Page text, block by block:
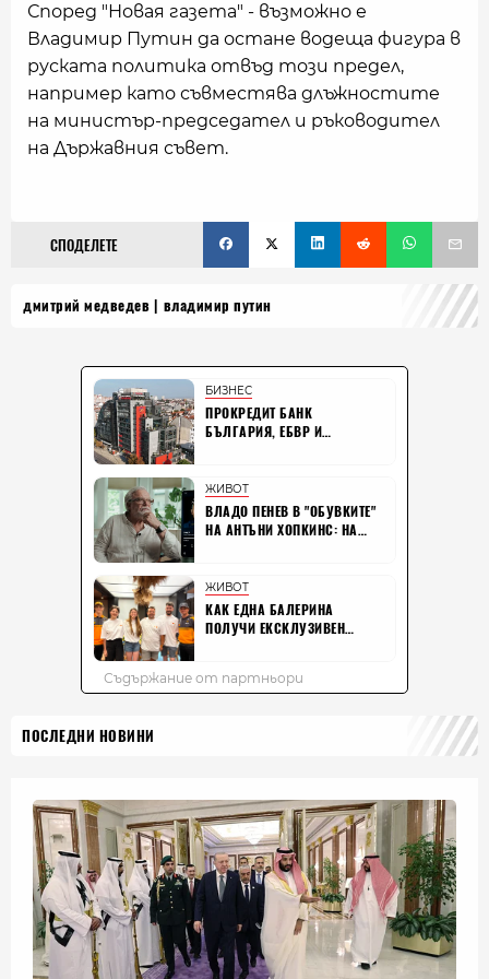
Според "Новая газета" - възможно е
Владимир Путин да остане водеща фигура в
руската политика отвъд този предел,
например като съвместява длъжностите
на министър-председател и ръководител
на Държавния съвет.
СПОДЕЛЕТЕ
дмитрий медведев владимир путин
ПОСЛЕДНИ НОВИНИ